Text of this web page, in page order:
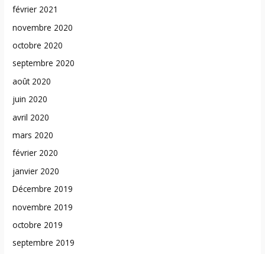
février 2021
novembre 2020
octobre 2020
septembre 2020
août 2020
juin 2020
avril 2020
mars 2020
février 2020
janvier 2020
Décembre 2019
novembre 2019
octobre 2019
septembre 2019